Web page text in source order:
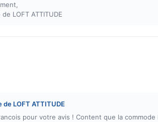
LOFT ATTITUDE
de LOFT ATTITUDE
pour votre avis ! Content que la